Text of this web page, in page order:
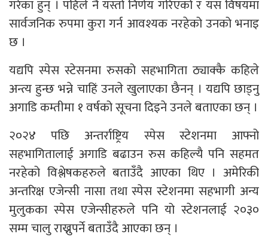
गरेका हुन् । पहिले नै यस्तो निर्णय गरिएको र यस विषयमा
सार्वजनिक रुपमा कुरा गर्न आवश्यक नरहेको उनको भनाइ
छ ।
यद्यपि स्पेस स्टेसनमा रुसको सहभागिता ठ्याक्कै कहिले
अन्त्य हुन्छ भन्ने चाहिं उनले खुलाएका छैनन् । यद्यपि छाड्नु
अगाडि कम्तीमा १ वर्षको सूचना दिइने उनले बताएका छन् ।
२०२४ पछि अन्तर्राष्ट्रिय स्पेस स्टेशनमा आफ्नो
सहभागितालाई अगाडि बढाउन रुस कहिल्यै पनि सहमत
नरहेको विश्लेषकहरुले बताउँदै आएका थिए । अमेरिकी
अन्तरिक्ष एजेन्सी नासा तथा स्पेस स्टेशनमा सहभागी अन्य
मुलुकका स्पेस एजेन्सीहरुले पनि यो स्टेशनलाई २०३०
सम्म चालु राख्नुपर्ने बताउँदै आएका छन् ।